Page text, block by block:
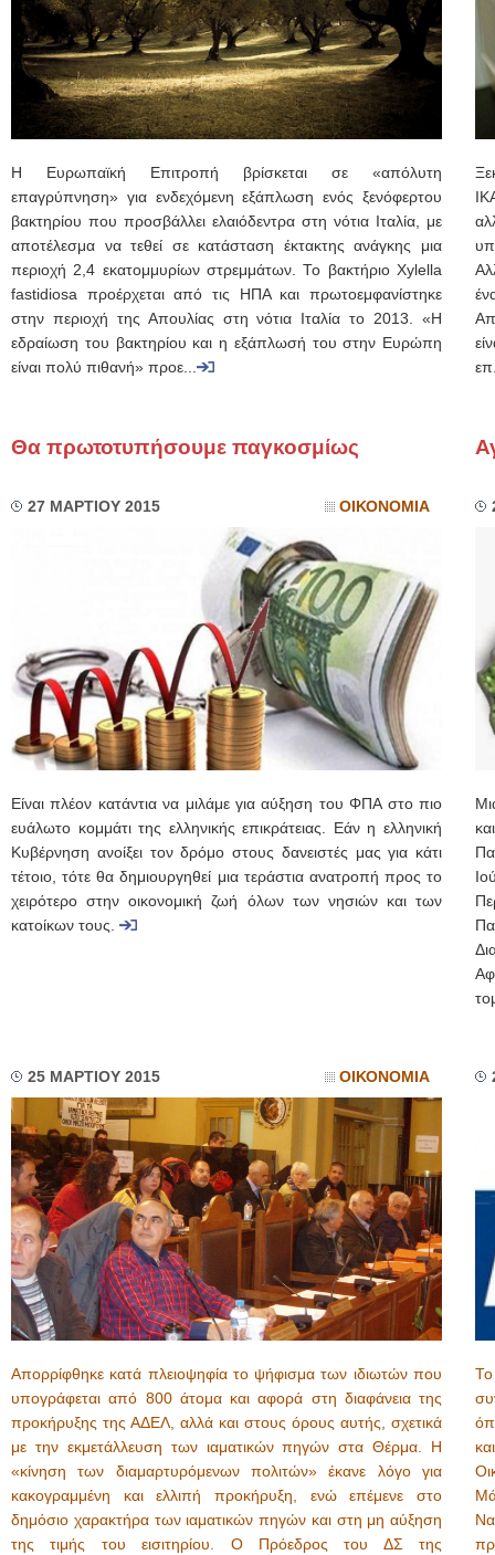
Η Ευρωπαϊκή Επιτροπή βρίσκεται σε «απόλυτη
επαγρύπνηση» για ενδεχόμενη εξάπλωση ενός ξενόφερτου
βακτηρίου που προσβάλλει ελαιόδεντρα στη νότια Ιταλία, με
αποτέλεσμα να τεθεί σε κατάσταση έκτακτης ανάγκης μια
περιοχή 2,4 εκατομμυρίων στρεμμάτων. Το βακτήριο Xylella
fastidiosa προέρχεται από τις ΗΠΑ και πρωτοεμφανίστηκε
στην περιοχή της Απουλίας στη νότια Ιταλία το 2013. «Η
εδραίωση του βακτηρίου και η εξάπλωσή του στην Ευρώπη
είναι πολύ πιθανή» προε...
Θα πρωτοτυπήσουμε παγκοσμίως
27 ΜΑΡΤΙΟΥ 2015 ΟΙΚΟΝΟΜΙΑ
Είναι πλέον κατάντια να μιλάμε για αύξηση του ΦΠΑ στο πιο
ευάλωτο κομμάτι της ελληνικής επικράτειας. Εάν η ελληνική
Κυβέρνηση ανοίξει τον δρόμο στους δανειστές μας για κάτι
τέτοιο, τότε θα δημιουργηθεί μια τεράστια ανατροπή προς το
χειρότερο στην οικονομική ζωή όλων των νησιών και των
κατοίκων τους.
25 ΜΑΡΤΙΟΥ 2015 ΟΙΚΟΝΟΜΙΑ
Απορρίφθηκε κατά πλειοψηφία το ψήφισμα των ιδιωτών που
υπογράφεται από 800 άτομα και αφορά στη διαφάνεια της
προκήρυξης της ΑΔΕΛ, αλλά και στους όρους αυτής, σχετικά
με την εκμετάλλευση των ιαματικών πηγών στα Θέρμα. Η
«κίνηση των διαμαρτυρόμενων πολιτών» έκανε λόγο για
κακογραμμένη και ελλιπή προκήρυξη, ενώ επέμενε στο
δημόσιο χαρακτήρα των ιαματικών πηγών και στη μη αύξηση
της τιμής του εισιτηρίου. Ο Πρόεδρος του ΔΣ της